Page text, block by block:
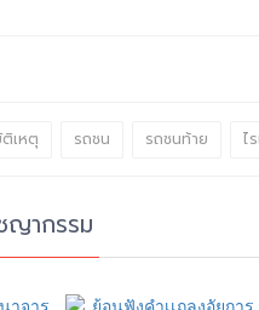
เหตุ รถชน รถชนท้าย ไ
ญากรรม